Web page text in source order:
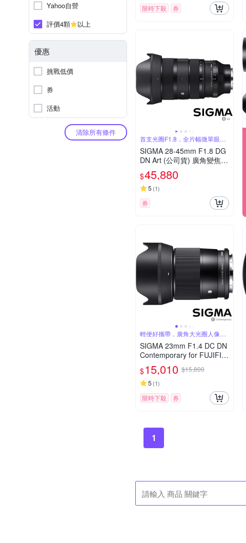
Yahoo自營
評價4顆
以上
優惠
挑戰低價
券
活動
清除所有條件
限時下殺 券
首支光圈F1.8，全片幅微單眼變
焦鏡頭
SIGMA 28-45mm F1.8 DG
DN Art (公司貨) 廣角變焦鏡
頭 全片幅無反微單眼鏡頭
旅遊鏡
$45,880
5 (1)
券
輕便好攜帶，廣角大光圈人像
鏡，美麗淺景深
SIGMA 23mm F1.4 DC DN
Contemporary for FUJIFIL
M X 富士接環 (公司貨) 廣角
大光圈定焦鏡 人像鏡 APS-
C 無反微單眼專用鏡頭
$15,010 $15,800
5 (1)
限時下殺 券
1